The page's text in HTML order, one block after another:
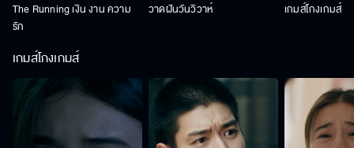
The Running เงิน งาน ความ
รัก
วาดฝันวันวิวาห์ เกมส์โกงเกมส์
เกมส์โกงเกมส์